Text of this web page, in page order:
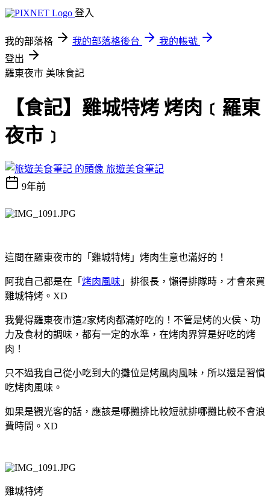
登入
我的部落格 我的部落格後台
我的帳號
登出
羅東夜市 美味食記
【食記】雞城特烤 烤肉﹝羅東
夜市﹞
旅遊美食筆記
9年前
這間在羅東夜市的「雞城特烤」烤肉生意也滿好的！
阿我自己都是在「 烤肉風味 」排很長，懶得排隊時，才會來買
雞城特烤。XD
我覺得羅東夜市這2家烤肉都滿好吃的！不管是烤的火侯、功
力及食材的調味，都有一定的水準，在烤肉界算是好吃的烤
肉！
只不過我自己從小吃到大的攤位是烤風肉風味，所以還是習慣
吃烤肉風味。
如果是觀光客的話，應該是哪攤排比較短就排哪攤比較不會浪
費時間。XD
雞城特烤